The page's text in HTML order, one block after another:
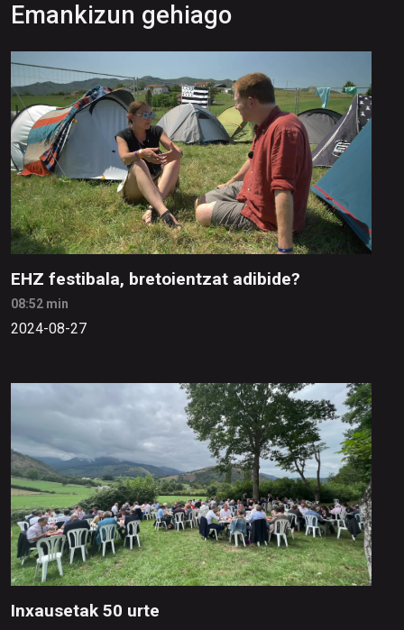
Emankizun gehiago
EHZ festibala, bretoientzat adibide?
08:52 min
2024-08-27
Inxausetak 50 urte